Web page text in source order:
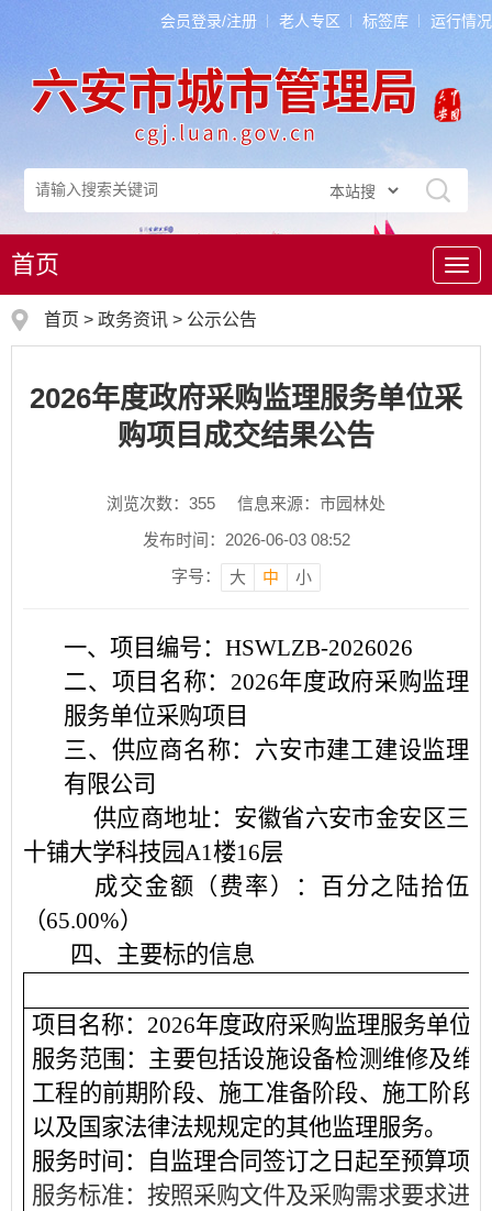
会员登录/注册 老人专区 标签库 运行情况
导
航
首页
首页 > 政务资讯 > 公示公告
2026年度政府采购监理服务单位采
购项目成交结果公告
浏览次数： 355
信息来源：市园林处
发布时间：2026-06-03 08:52
字号：
大 中 小
一、项目编号：HSWLZB-2026026
二、项目名称： 2026年度政府采购监理
服务单位采购项目
三、供应商名称：六安市建工建设监理
有限公司
供应商地址： 安徽省六安市金安区三
十铺大学科技园A1楼16层
成交金额 （费率） ： 百分之陆拾伍
（65.00%）
四、主要标的信息
项目 名称： 2026年度政府采购监理服务单位
服务范围：主要包括设施设备检测维修及维
工程的前期阶段、施工准备阶段、施工阶段
以及国家法律法规规定的其他监理服务。
服务时间：自监理合同签订之日起至预算项
服务标准：按照采购文件及采购需求要求进